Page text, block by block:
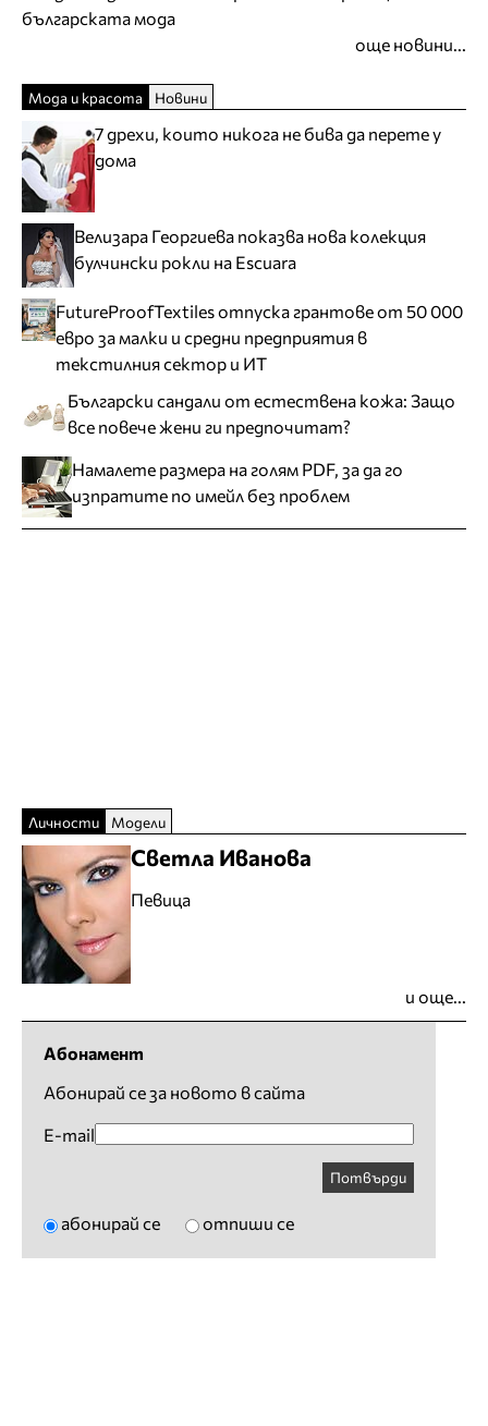
българската мода
още новини...
Мода и красота Новини
7 дрехи, които никога не бива да перете у
дома
Велизара Георгиева показва нова колекция
булчински рокли на Escuara
FutureProofTextiles отпуска грантове от 50 000
евро за малки и средни предприятия в
текстилния сектор и ИТ
Български сандали от естествена кожа: Защо
все повече жени ги предпочитат?
Намалете размера на голям PDF, за да го
изпратите по имейл без проблем
Личности Модели
Светла Иванова
Певица
и още...
Абонамент
Абонирай се за новото в сайта
E-mail
Потвърди
абонирай се отпиши се